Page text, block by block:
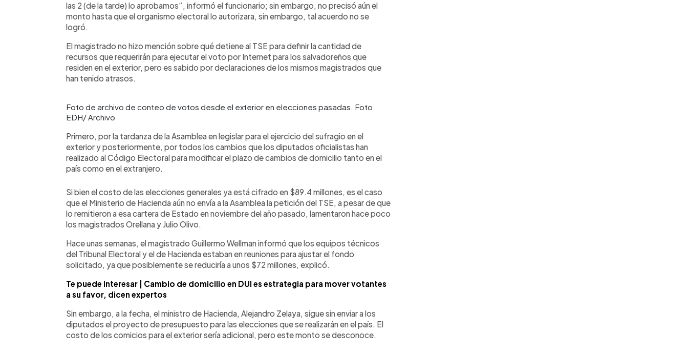
las 2 (de la tarde) lo aprobamos”, informó el funcionario; sin embargo, no precisó aún el
monto hasta que el organismo electoral lo autorizara, sin embargo, tal acuerdo no se
logró.
El magistrado no hizo mención sobre qué detiene al TSE para definir la cantidad de
recursos que requerirán para ejecutar el voto por Internet para los salvadoreños que
residen en el exterior, pero es sabido por declaraciones de los mismos magistrados que
han tenido atrasos.
Foto de archivo de conteo de votos desde el exterior en elecciones pasadas. Foto
EDH/ Archivo
Primero, por la tardanza de la Asamblea en legislar para el ejercicio del sufragio en el
exterior y posteriormente, por todos los cambios que los diputados oficialistas han
realizado al Código Electoral para modificar el plazo de cambios de domicilio tanto en el
país como en el extranjero.
Si bien el costo de las elecciones generales ya está cifrado en $89.4 millones, es el caso
que el Ministerio de Hacienda aún no envía a la Asamblea la petición del TSE, a pesar de que
lo remitieron a esa cartera de Estado en noviembre del año pasado, lamentaron hace poco
los magistrados Orellana y Julio Olivo.
Hace unas semanas, el magistrado Guillermo Wellman informó que los equipos técnicos
del Tribunal Electoral y el de Hacienda estaban en reuniones para ajustar el fondo
solicitado, ya que posiblemente se reduciría a unos $72 millones, explicó.
Te puede interesar | Cambio de domicilio en DUI es estrategia para mover votantes
a su favor, dicen expertos
Sin embargo, a la fecha, el ministro de Hacienda, Alejandro Zelaya, sigue sin enviar a los
diputados el proyecto de presupuesto para las elecciones que se realizarán en el país. El
costo de los comicios para el exterior sería adicional, pero este monto se desconoce.